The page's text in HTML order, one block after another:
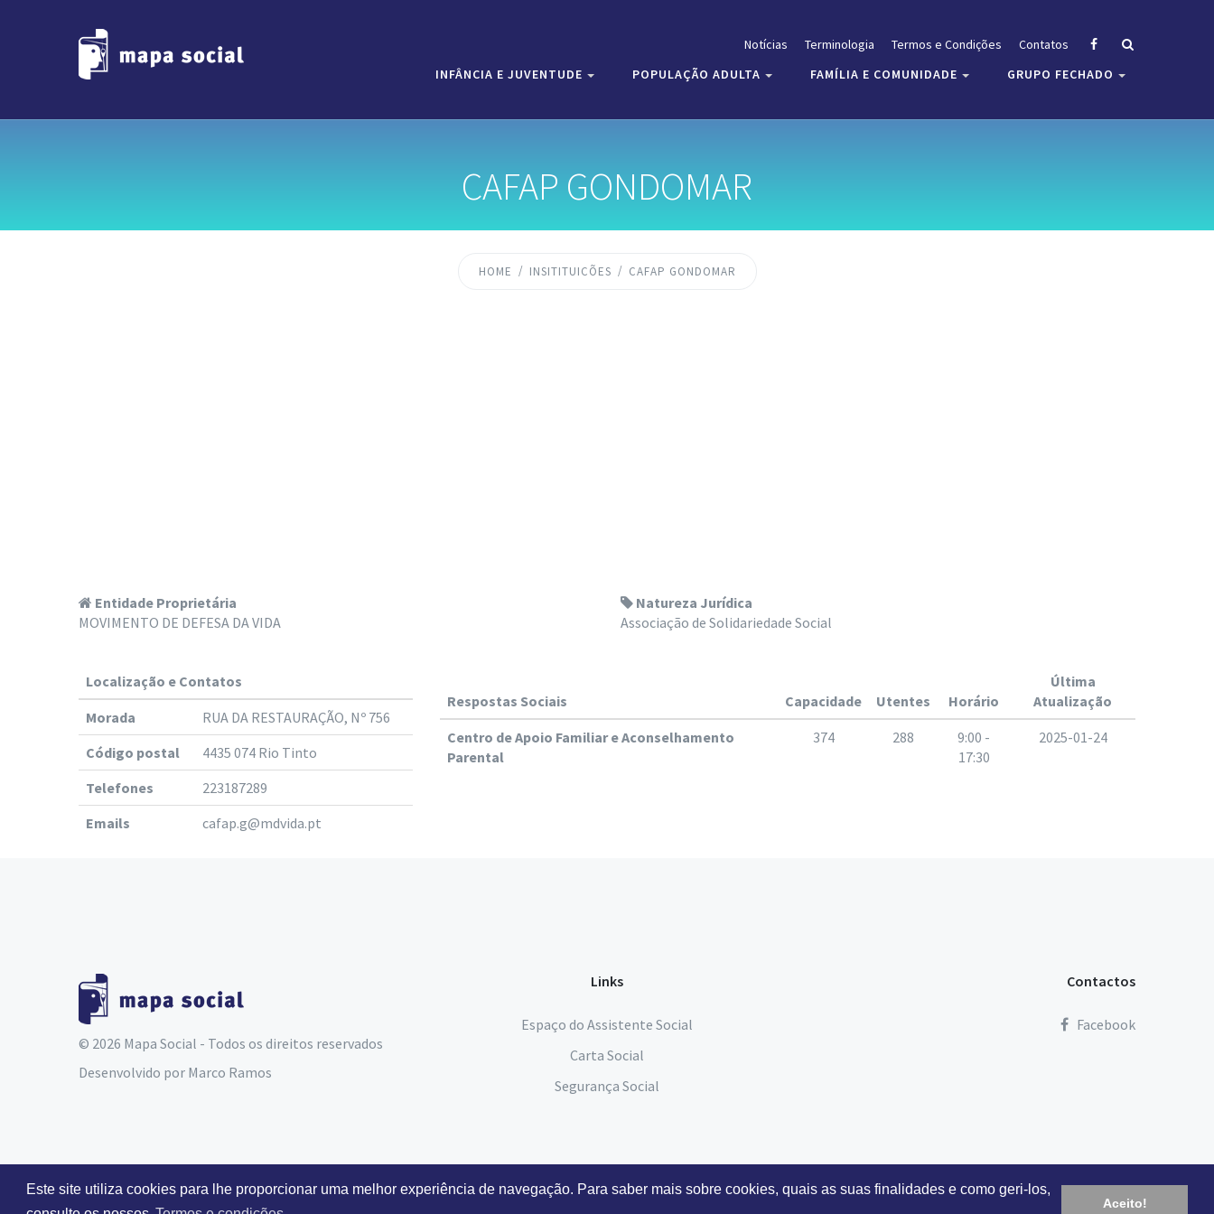
Este site utiliza cookies para lhe proporcionar uma melhor experiência de navegação. Para saber mais sobre cookies, quais as suas finalidades e como geri-los,
Aceito!
Notícias Terminologia Termos e Condições
Contatos
INFÂNCIA E JUVENTUDE
POPULAÇÃO ADULTA FAMÍLIA E COMUNIDADE GRUPO FECHADO
CAFAP GONDOMAR
HOME INSITITUICÕES CAFAP GONDOMAR
Entidade Proprietária
MOVIMENTO DE DEFESA DA VIDA
Natureza Jurídica
Associação de Solidariedade Social
Localização e Contatos
Morada
RUA DA RESTAURAÇÃO, Nº 756
Código postal
4435 074 Rio Tinto
Telefones
223187289
Emails
cafap.g@mdvida.pt
Respostas Sociais Capacidade Utentes Horário
Última
Atualização
Centro de Apoio Familiar e Aconselhamento
Parental
374 288
9:00 -
17:30
2025-01-24
© 2026 Mapa Social - Todos os direitos reservados
Desenvolvido por Marco Ramos
Links
Espaço do Assistente Social
Carta Social
Segurança Social
Contactos
Facebook